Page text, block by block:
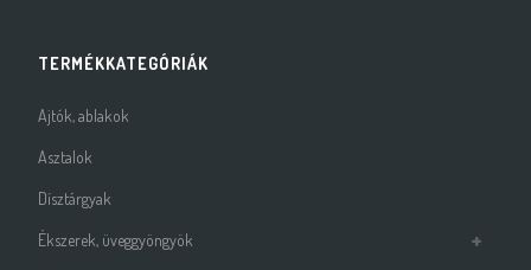
TERMÉKKATEGÓRIÁK
Ajtók, ablakok
Asztalok
Dísztárgyak
Ékszerek, üveggyöngyök